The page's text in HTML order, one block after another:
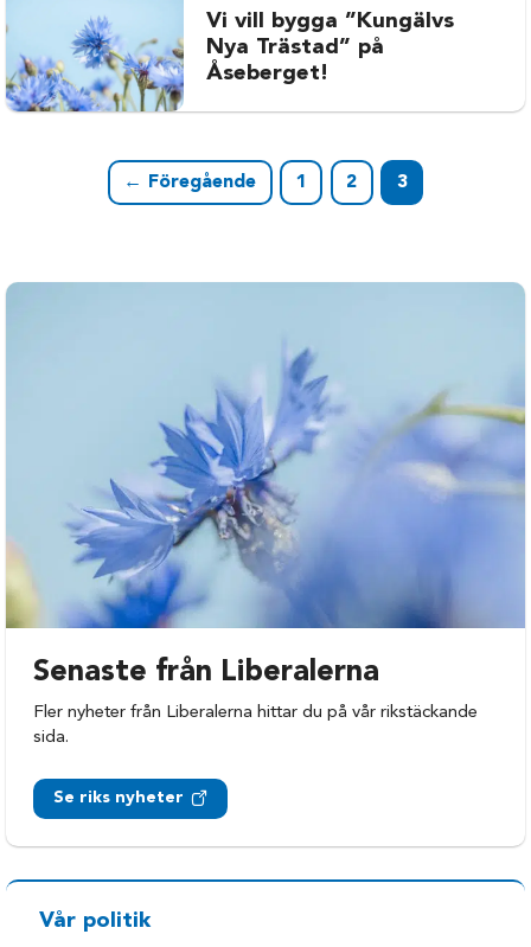
Vi vill bygga ”Kungälvs
Nya Trästad” på
Åseberget!
← Föregående 1 2 3
Senaste från Liberalerna
Fler nyheter från Liberalerna hittar du på vår rikstäckande
sida.
Se riks nyheter
Vår politik